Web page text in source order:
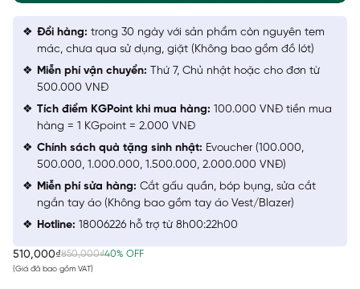
510,000₫850,000₫40% OFF
(Giá đã bao gồm VAT)
Đổi hàng: trong 30 ngày với sản phẩm còn nguyên tem
mác, chưa qua sử dụng, giặt (Không bao gồm đồ lót)
Miễn phí vận chuyển: Thứ 7, Chủ nhật hoặc cho đơn từ
500.000 VNĐ
Tích điểm KGPoint khi mua hàng: 100.000 VNĐ tiền mua
hàng = 1 KGpoint = 2.000 VNĐ
Chính sách quà tặng sinh nhật: Evoucher (100.000,
500.000, 1.000.000, 1.500.000, 2.000.000 VNĐ)
Miễn phí sửa hàng: Cắt gấu quần, bóp bụng, sửa cắt
ngắn tay áo (Không bao gồm tay áo Vest/Blazer)
Hotline: 18006226 hỗ trợ từ 8h00:22h00